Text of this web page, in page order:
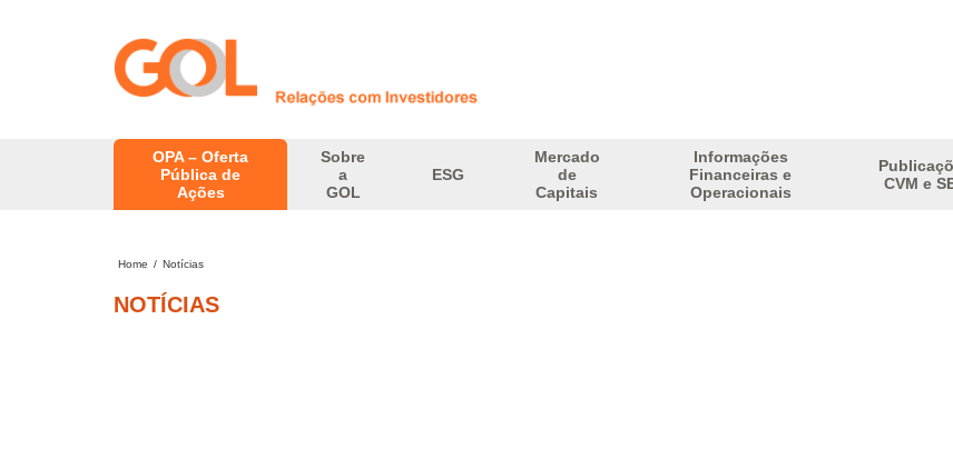
OPA – Oferta
Pública de
Ações
Sobre
a
GOL
ESG
Mercado
de
Capitais
Informações
Financeiras e
Operacionais
CVM e
Home / Notícias
NOTÍCIAS